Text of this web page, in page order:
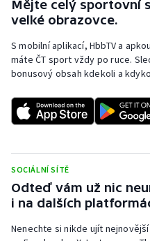
Rychlobruslení
Rychlostní kanoistika
Sportovní střelba
Stolní tenis
Triatlon
Mějte celý sportovní
velké obrazovce.
S mobilní aplikací, HbbTV a
máte ČT sport vždy po ruce.
bonusový obsah kdekoli a
SOCIÁLNÍ SÍTĚ
Odteď vám už nic
i na dalších
Nenechte si nikde ujít